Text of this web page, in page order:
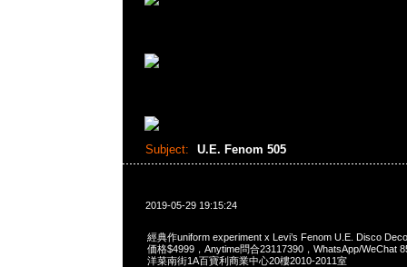
Subject: U.E. Fenom 505
2019-05-29 19:15:24
經典作uniform experiment x Levi’s Fenom U.E. Disco
価格$4999，Anytime問合23117390，WhatsApp/WeChat
洋菜南街1A百寶利商業中心20樓2010-2011室